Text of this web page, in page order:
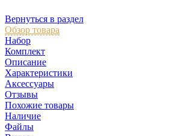
Вернуться в раздел
Обзор товара
Набор
Комплект
Описание
Характеристики
Аксессуары
Отзывы
Похожие товары
Наличие
Файлы